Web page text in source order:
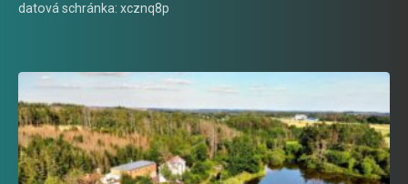
datová schránka: xcznq8p